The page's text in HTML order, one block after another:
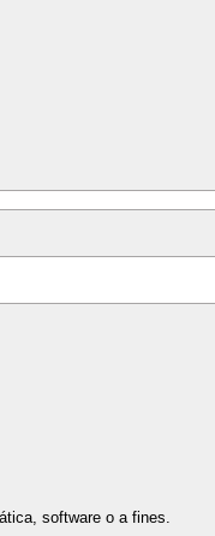
software o a fines.